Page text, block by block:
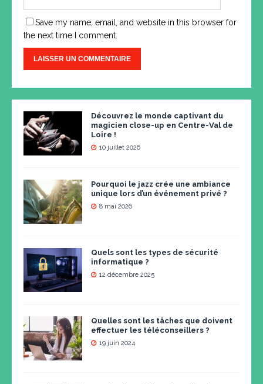
Save my name, email, and website in this browser for
the next time I comment.
Découvrez le monde captivant du
magicien close-up en Centre-Val de
Loire !
10 juillet 2026
Pourquoi le jazz crée une ambiance
unique lors d’un événement privé ?
8 mai 2026
Quels sont les types de sécurité
informatique ?
12 décembre 2025
Quelles sont les tâches que doivent
effectuer les téléconseillers ?
19 juin 2024